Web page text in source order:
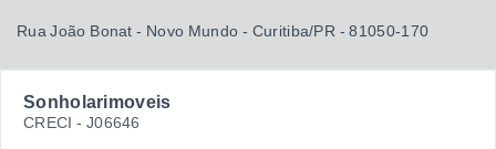
Rua João Bonat - Novo Mundo - Curitiba/PR - 81050-170
Sonholarimoveis
CRECI - J06646